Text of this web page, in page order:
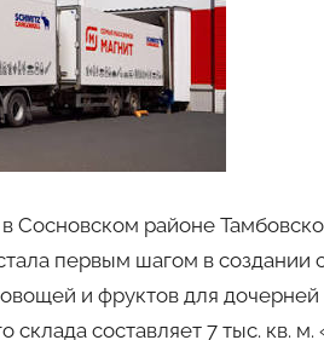
Сосновском районе
первым шагом в создании
и фруктов для
составляет 7 тыс. кв. м.